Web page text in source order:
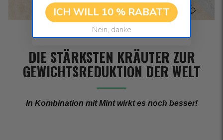
DIE STÄRKSTEN KRÄUTER ZUR
GEWICHTSREDUKTION DER WELT
In Kombination mit Mint wirkt es noch besser!
ICH WILL 10 % RABATT
Nein, danke